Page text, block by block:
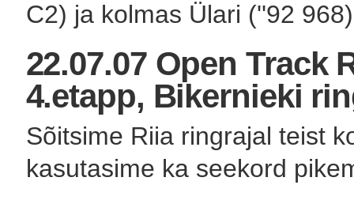
C2) ja kolmas Ülari (''92
22.07.07 Open Track
4.etapp, Bikernieki
Sõitsime Riia ringrajal teist
kasutasime ka seekord